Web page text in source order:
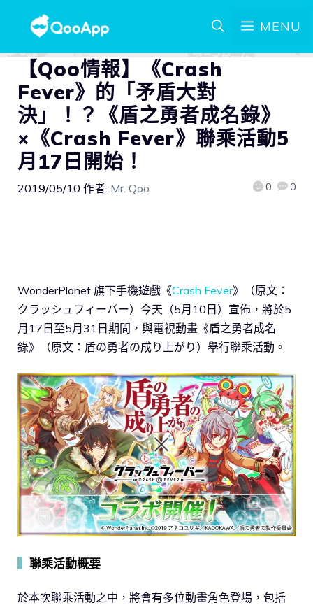
MENU
【Qoo情報】《Crash
Fever》的「矛盾大對
決」！？《盾之勇者成名錄》
×《Crash Fever》聯乘活動5
月17日開始！
2019/05/10 作者: Mr. Qoo 0 0
WonderPlanet 旗下手機遊戲《Crash Fever》（原文：
クラッシュフィーバー）今天（5月10日）宣佈，將於5
月17日至5月31日期間，與電視動畫《盾之勇者成名
錄》（原文：盾の勇者の成り上がり）舉行聯乘活動。
聯乘活動概要
於本次聯乘活動之中，將會有多位動畫角色登場，包括